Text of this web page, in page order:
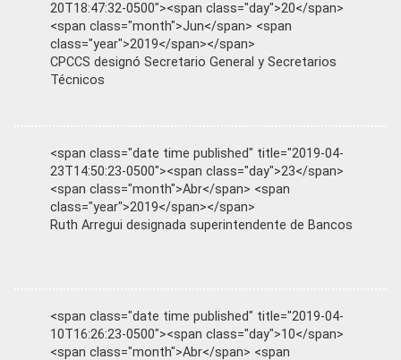
20T18:47:32-0500"><span class="day">20</span>
<span class="month">Jun</span> <span
class="year">2019</span></span>
CPCCS designó Secretario General y Secretarios
Técnicos
<span class="date time published" title="2019-04-
23T14:50:23-0500"><span class="day">23</span>
<span class="month">Abr</span> <span
class="year">2019</span></span>
Ruth Arregui designada superintendente de Bancos
<span class="date time published" title="2019-04-
10T16:26:23-0500"><span class="day">10</span>
<span class="month">Abr</span> <span